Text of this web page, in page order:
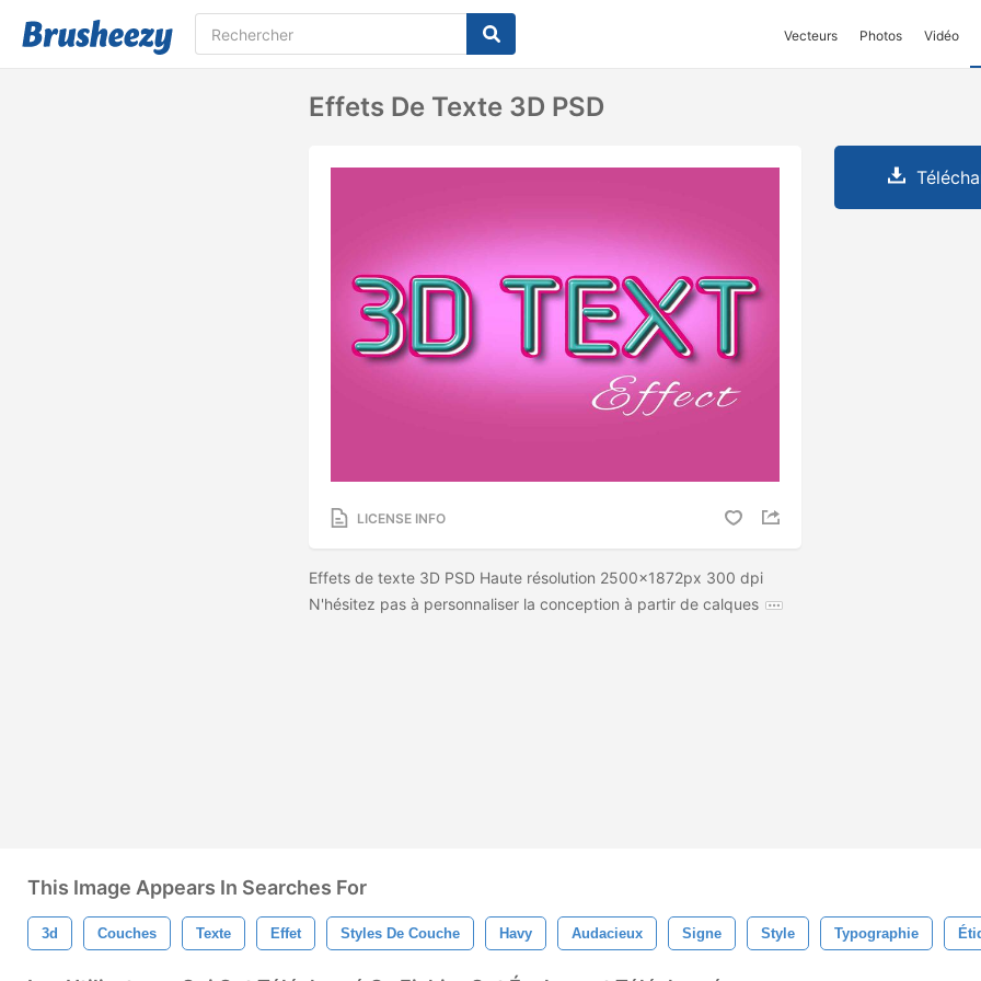
Vecteurs Photos Vidéo
Effets De Texte 3D PSD
LICENSE INFO
Effets de texte 3D PSD Haute résolution 2500x1872px 300 dpi
N'hésitez pas à personnaliser la conception à partir de calques
This Image Appears In Searches For
3d Couches Texte Effet Styles De Couche Havy Audacieux Signe Style Typographie